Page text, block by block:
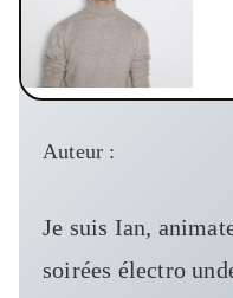
Auteur :
Je suis Ian,
soirées électro